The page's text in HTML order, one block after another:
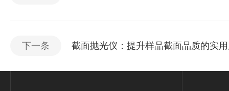
下一条 截面抛光仪：提升样品截面品质的实